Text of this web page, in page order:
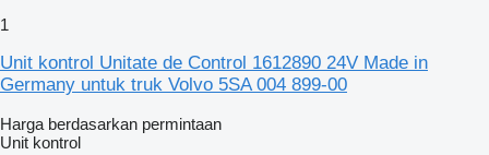
1
Unit kontrol Unitate de Control 1612890 24V Made in
Germany untuk truk Volvo 5SA 004 899-00
Harga berdasarkan permintaan
Unit kontrol